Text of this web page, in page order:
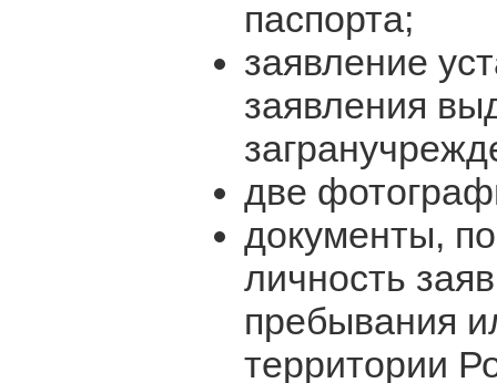
паспорта;
заявление
заявления
две
документы,
личность
пребывания
территории